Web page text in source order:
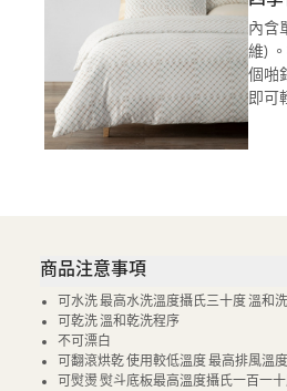
內含
維)
個啪
即可
商品注意事項
可水洗 最高水洗溫度攝氏三十度 溫和
可乾洗 溫和乾洗程序
不可漂白
可翻滾烘乾 使用較低溫度 最高排風溫
可熨燙 熨斗底板最高溫度攝氏一百一